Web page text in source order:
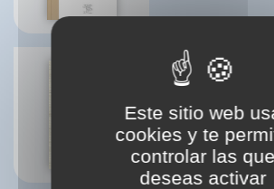
moxibustión
Dr. G. Guillaume
Dr. Mach-Chieu
Este sitio web
cookies y te
controlar las que
deseas activar